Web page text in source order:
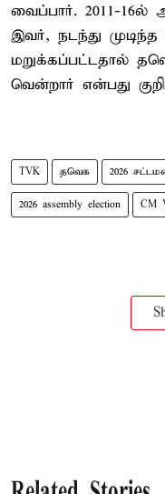
வைப்பார். 2011-
இவர், நடந்து
மறுக்கப்பட்டதால்
வென்றார் என்பது
TVK தவெக 2026
2026 assembly election CM